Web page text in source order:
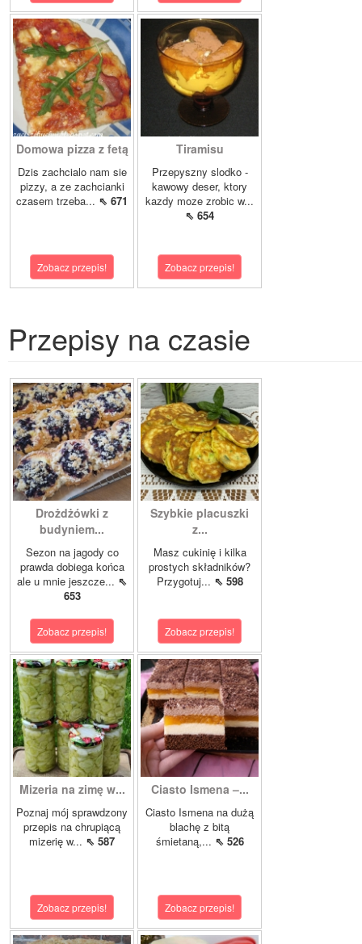
Domowa pizza z fetą
Dzis zachcialo nam sie
pizzy, a ze zachcianki
czasem trzeba... ⇖ 671
Zobacz przepis!
Tiramisu
Przepyszny slodko -
kawowy deser, ktory
kazdy moze zrobic w...
⇖ 654
Zobacz przepis!
Przepisy na czasie
Drożdżówki z
budyniem...
Sezon na jagody co
prawda dobiega końca
ale u mnie jeszcze... ⇖
653
Zobacz przepis!
Szybkie placuszki
z...
Masz cukinię i kilka
prostych składników?
Przygotuj... ⇖ 598
Zobacz przepis!
Mizeria na zimę w...
Poznaj mój sprawdzony
przepis na chrupiącą
mizerię w... ⇖ 587
Zobacz przepis!
Ciasto Ismena –...
Ciasto Ismena na dużą
blachę z bitą
śmietaną,... ⇖ 526
Zobacz przepis!